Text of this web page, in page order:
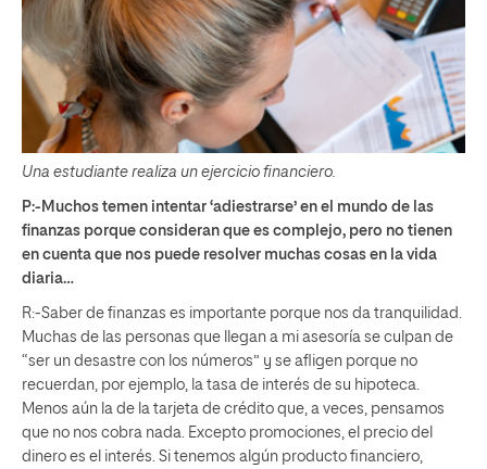
Una estudiante realiza un ejercicio financiero.
P:-Muchos temen intentar ‘adiestrarse’ en el mundo de las
finanzas porque consideran que es complejo, pero no tienen
en cuenta que nos puede resolver muchas cosas en la vida
diaria…
R:-Saber de finanzas es importante porque nos da tranquilidad.
Muchas de las personas que llegan a mi asesoría se culpan de
“ser un desastre con los números” y se afligen porque no
recuerdan, por ejemplo, la tasa de interés de su hipoteca.
Menos aún la de la tarjeta de crédito que, a veces, pensamos
que no nos cobra nada. Excepto promociones, el precio del
dinero es el interés. Si tenemos algún producto financiero,